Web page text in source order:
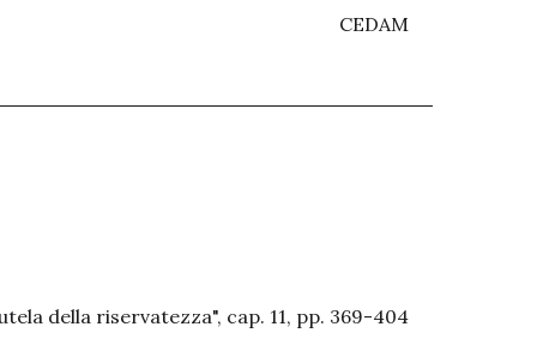
CEDAM
della riservatezza", cap. 11, pp. 369-404